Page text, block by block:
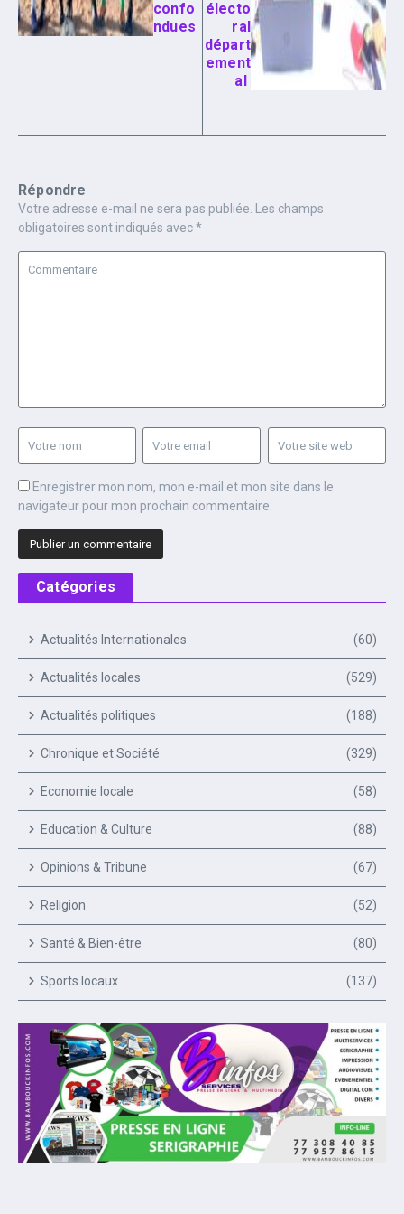
confo
ndues
électo
ral
départ
ement
al
Répondre
Votre adresse e-mail ne sera pas publiée.
Les champs
obligatoires sont indiqués avec*
Enregistrer mon nom, mon e-mail et mon site dans le
navigateur pour mon prochain commentaire.
Catégories
Actualités Internationales (60)
Actualités locales (529)
Actualités politiques (188)
Chronique et Société (329)
Economie locale (58)
Education & Culture (88)
Opinions & Tribune (67)
Religion (52)
Santé & Bien-être (80)
Sports locaux (137)